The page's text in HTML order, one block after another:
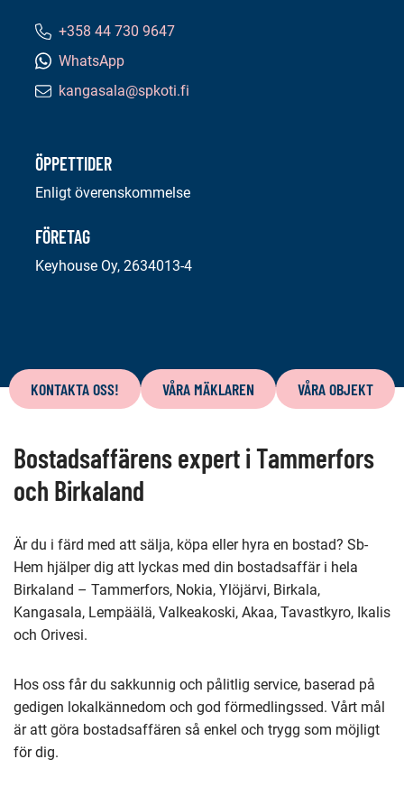
Telefonnummer:
+358 44 730 9647
WhatsApp
E-
kangasala@spkoti.fi
ÖPPETTIDER
Enligt överenskommelse
FÖRETAG
Keyhouse Oy, 2634013-4
på
sida
KONTAKTA OSS! VÅRA MÄKLAREN VÅRA OBJEKT
Bostadsaffärens expert i Tammerfors
och Birkaland
Är du i färd med att sälja, köpa eller hyra en bostad? Sb-
Hem hjälper dig att lyckas med din bostadsaffär i hela
Birkaland – Tammerfors, Nokia, Ylöjärvi, Birkala,
Kangasala, Lempäälä, Valkeakoski, Akaa, Tavastkyro, Ikalis
och Orivesi.
Hos oss får du sakkunnig och pålitlig service, baserad på
gedigen lokalkännedom och god förmedlingssed. Vårt mål
är att göra bostadsaffären så enkel och trygg som möjligt
för dig.